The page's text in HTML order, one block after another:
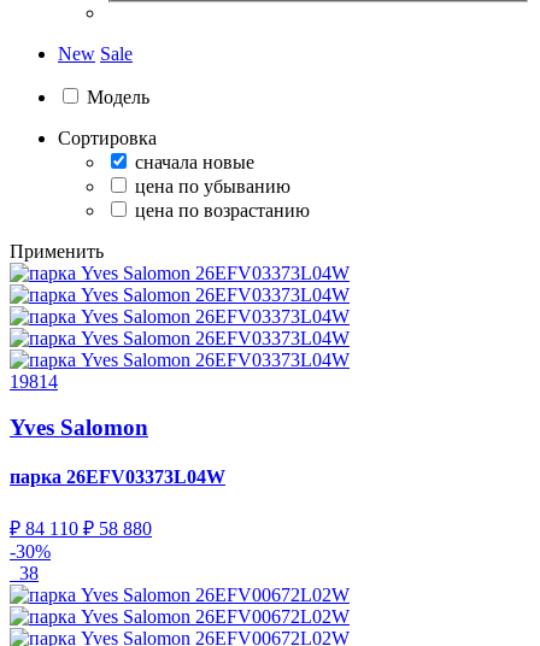
New Sale
Модель
Сортировка
сначала новые
цена по убыванию
цена по возрастанию
Применить
19814
Yves Salomon
парка 26EFV03373L04W
₽ 84 110 ₽ 58 880
-30%
38